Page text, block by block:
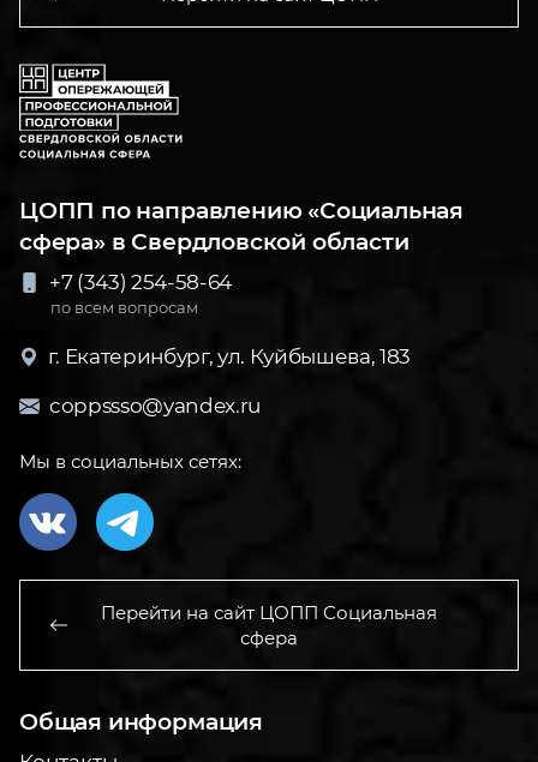
ЦОПП по направлению «Социальная
сфера» в Свердловской области
+7 (343) 254-58-64
по всем вопросам
г. Екатеринбург, ул. Куйбышева, 183
coppssso@yandex.ru
Мы в социальных сетях:
Перейти на сайт ЦОПП Социальная
сфера
Общая информация